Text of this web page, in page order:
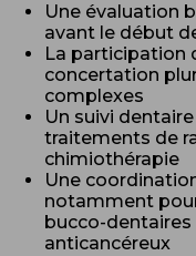
Une évaluation
avant le début
La participation
concertation
complexes
Un suivi
traitements de
chimiothérapie
Une
notamment
bucco-
anticancéreux